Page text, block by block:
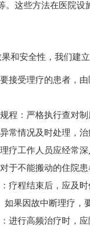
。这些方法在医院设
和安全性，我们建
接受理疗的患者，
程：严格执行查对
常情况及时处理，治
疗工作人员应经常
于不能搬动的住院患
疗程结束后，应及
果因故中断理疗，
进行高频治疗时，